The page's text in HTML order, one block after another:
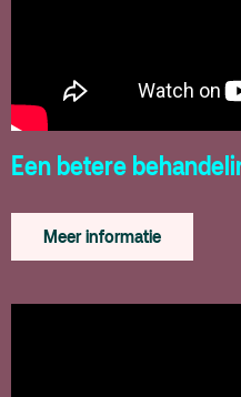
Een betere
Meer informatie